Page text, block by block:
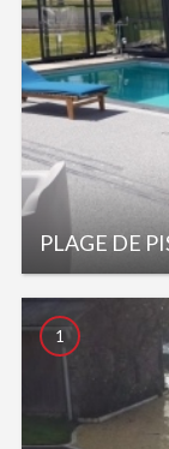
PLAGE DE
1